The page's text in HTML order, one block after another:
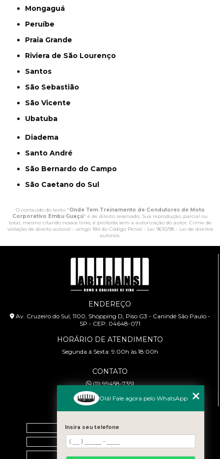
Mongaguá
Peruíbe
Praia Grande
Riviera de São Lourenço
Santos
São Sebastião
São Vicente
Ubatuba
Diadema
Santo André
São Bernardo do Campo
São Caetano do Sul
O conteúdo do texto "Onde Tem Treinamento de Condutores de Moto
Corporativo Embu Guaçú" é de direito reservado. Sua reprodução, parcial ou
total, mesmo citando nossos links, é proibida sem a autorização do autor. Crime de
violação de direito autoral – artigo 184 do Código Penal – Lei 9610/98 - Lei de direitos
autorais
ENDEREÇO
Av. Cruzeiro do Sul, 1100, Shopping D, Piso G3 - Canindé São Paulo -
SP - CEP: 04648-071
HORÁRIO DE ATENDIMENTO
Segunda à Sexta: 9:00h às 18:00h
CONTATO
(11) 99458-7351
cursoabtrans@gmail.com
Home
Empresa
Galeria
Olá! Fale agora pelo WhatsApp
Insira seu telefone